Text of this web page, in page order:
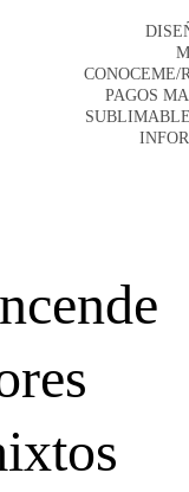
CONOCEME/
PAGOS